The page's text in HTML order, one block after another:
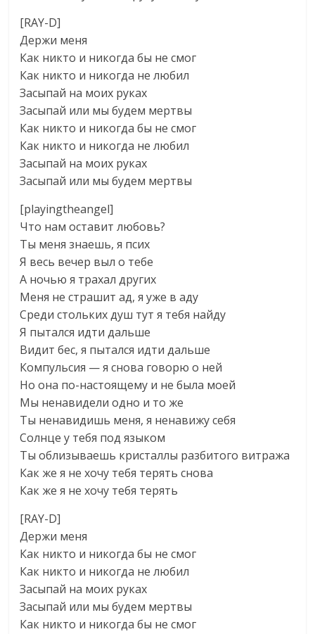
[RAY-D]
Держи меня
Как никто и никогда бы не смог
Как никто и никогда не любил
Засыпай на моих руках
Засыпай или мы будем мертвы
Как никто и никогда бы не смог
Как никто и никогда не любил
Засыпай на моих руках
Засыпай или мы будем мертвы
[playingtheangel]
Что нам оставит любовь?
Ты меня знаешь, я псих
Я весь вечер выл о тебе
А ночью я трахал других
Меня не страшит ад, я уже в аду
Среди стольких душ тут я тебя найду
Я пытался идти дальше
Видит бес, я пытался идти дальше
Компульсия — я снова говорю о ней
Но она по-настоящему и не была моей
Мы ненавидели одно и то же
Ты ненавидишь меня, я ненавижу себя
Солнце у тебя под языком
Ты облизываешь кристаллы разбитого витража
Как же я не хочу тебя терять снова
Как же я не хочу тебя терять
[RAY-D]
Держи меня
Как никто и никогда бы не смог
Как никто и никогда не любил
Засыпай на моих руках
Засыпай или мы будем мертвы
Как никто и никогда бы не смог